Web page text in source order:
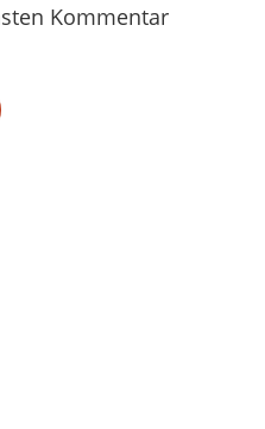
Kommentar